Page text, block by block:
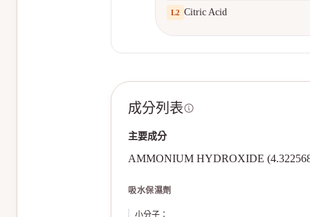
L2 Citric Acid
成分列表
主要成分
AMMONIUM HYDROXIDE
吸水保濕劑
小分子 ：